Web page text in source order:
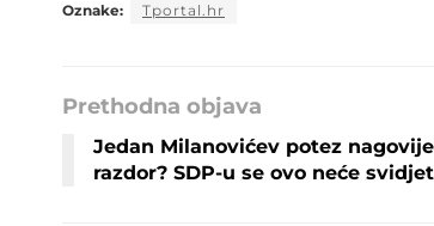
Oznake: Tportal.hr
Prethodna objava
Jedan Milanovićev potez
razdor? SDP-u se ovo neće